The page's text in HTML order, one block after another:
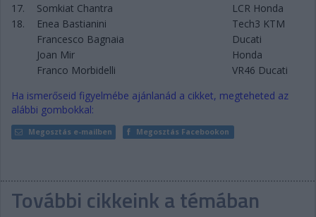
17.
Somkiat Chantra
LCR Honda
18.
Enea Bastianini
Tech3 KTM
Francesco Bagnaia
Ducati
Joan Mir
Honda
Franco Morbidelli
VR46 Ducati
Ha ismerőseid figyelmébe ajánlanád a cikket, megteheted az
alábbi gombokkal:
Megosztás e-mailben Megosztás Facebookon
További cikkeink a témában